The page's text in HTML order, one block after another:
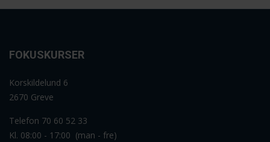
FOKUSKURSER
Korskildelund 6
2670 Greve
Telefon 70 60 52 33
Kl. 08:00 - 17:00 (man - fre)